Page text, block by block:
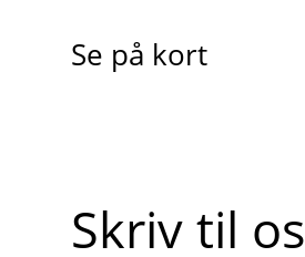
Se på kort
Skriv til os